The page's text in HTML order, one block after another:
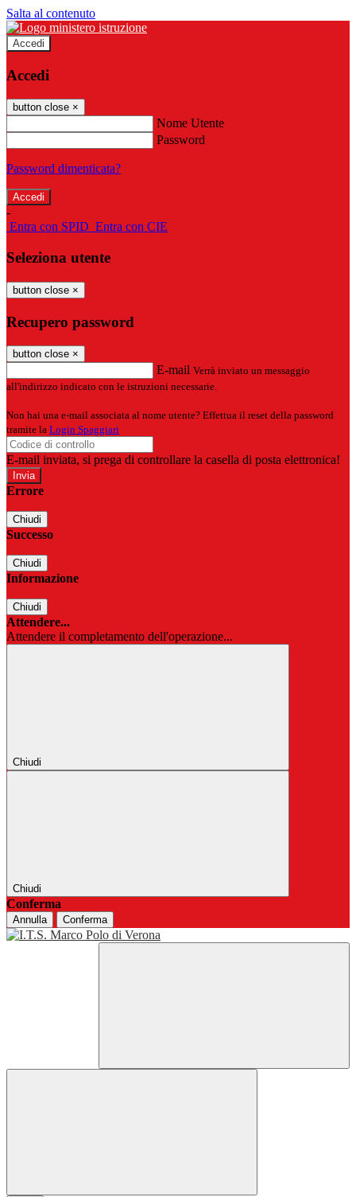
Salta al contenuto
Accedi
Accedi
button close ×
Nome Utente
Password
Password dimenticata?
-
Entra con SPID Entra con CIE
Seleziona utente
button close ×
Recupero password
button close ×
E-mail Verrà inviato un messaggio
all'indirizzo indicato con le istruzioni necessarie.
Non hai una e-mail associata al nome utente? Effettua il reset della password
tramite la Login Spaggiari
E-mail inviata, si prega di controllare la casella di posta elettronica!
Errore
Chiudi
Successo
Chiudi
Informazione
Chiudi
Attendere...
Attendere il completamento dell'operazione...
Chiudi
Chiudi
Conferma
Annulla Conferma